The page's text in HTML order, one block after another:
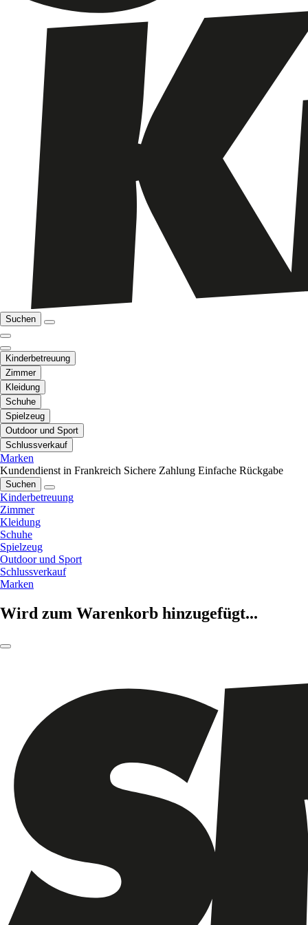
Suchen
Kinderbetreuung
Zimmer
Kleidung
Schuhe
Spielzeug
Outdoor und Sport
Schlussverkauf
Marken
Kundendienst in Frankreich Sichere Zahlung Einfache Rückgabe
Suchen
Kinderbetreuung
Zimmer
Kleidung
Schuhe
Spielzeug
Outdoor und Sport
Schlussverkauf
Marken
Wird zum Warenkorb hinzugefügt...